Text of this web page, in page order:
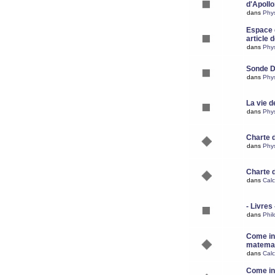
dans
Espace
article
dans
Sonde
dans
La vie
dans
Charte
dans
Charte
dans
- Livres
dans
Come
dans
Come